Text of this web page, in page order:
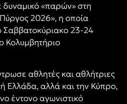
«παρών» στη
2026», η οποία
Σαββατοκύριακο 23-24
Κολυμβητήριο
αθλητές και αθλήτριες
Ελλάδα, αλλά και την Κύπρο,
έντονο αγωνιστικό